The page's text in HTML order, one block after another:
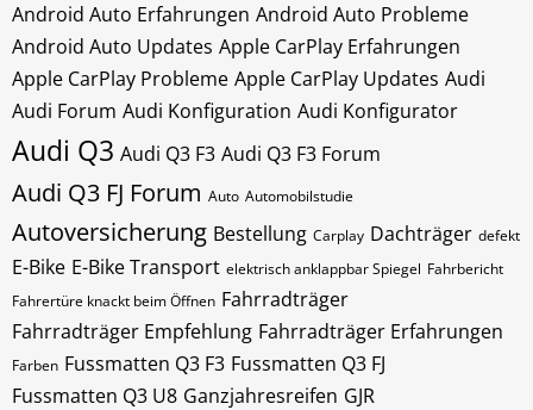
Android Auto Erfahrungen Android Auto Probleme
Android Auto Updates Apple CarPlay Erfahrungen
Apple CarPlay Probleme Apple CarPlay Updates Audi
Audi Forum Audi Konfiguration Audi Konfigurator
Audi Q3 Audi Q3 F3 Audi Q3 F3 Forum
Audi Q3 FJ Forum Auto Automobilstudie
Autoversicherung Bestellung Carplay Dachträger defekt
E-Bike E-Bike Transport elektrisch anklappbar Spiegel Fahrbericht
Fahrertüre knackt beim Öffnen Fahrradträger
Fahrradträger Empfehlung Fahrradträger Erfahrungen
Farben Fussmatten Q3 F3 Fussmatten Q3 FJ
Fussmatten Q3 U8 Ganzjahresreifen GJR